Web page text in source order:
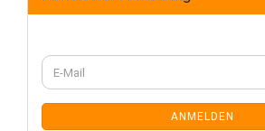
WEITER
ZUR
ANMELDUNG
E-
Mail
ANMELDEN